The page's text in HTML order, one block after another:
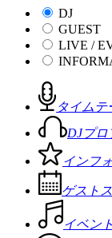
DJ
GUEST
LIVE /
タイムテ
DJプロ
インフ
ゲスト
イベン